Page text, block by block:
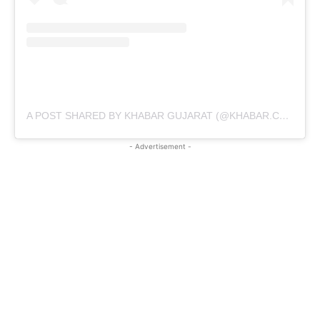
A POST SHARED BY KHABAR GUJARAT (@KHABAR.COMMUNICATION)
- Advertisement -